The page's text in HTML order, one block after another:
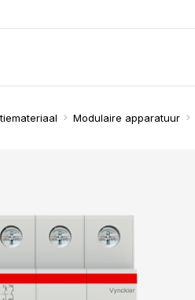
Modulaire apparatuur